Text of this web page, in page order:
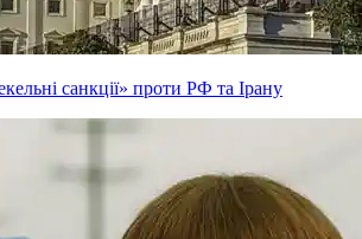
санкції» проти РФ та Ірану